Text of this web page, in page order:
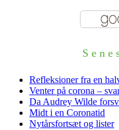
Refleksioner fra en
Venter på corona –
Da Audrey Wilde
Midt i en Coronatid
Nytårsfortsæt og lister